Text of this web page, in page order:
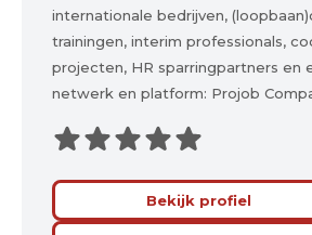
internationale bedrijven,
trainingen, interim professionals,
projecten, HR sparringpartners en
netwerk en platform: Projob
Bekijk profiel